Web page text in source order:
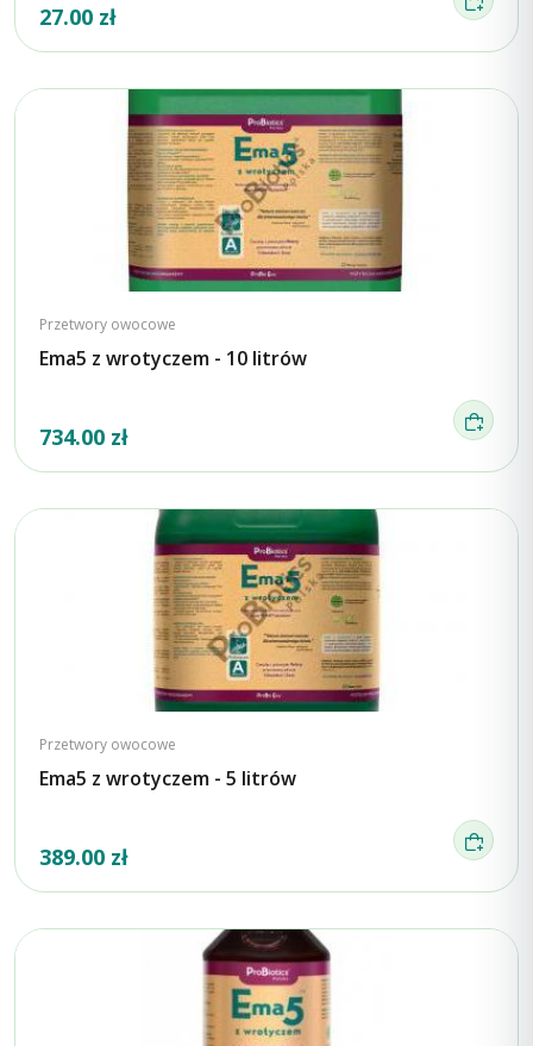
27.00 zł
Przetwory owocowe
Ema5 z wrotyczem - 10 litrów
734.00 zł
Przetwory owocowe
Ema5 z wrotyczem - 5 litrów
389.00 zł